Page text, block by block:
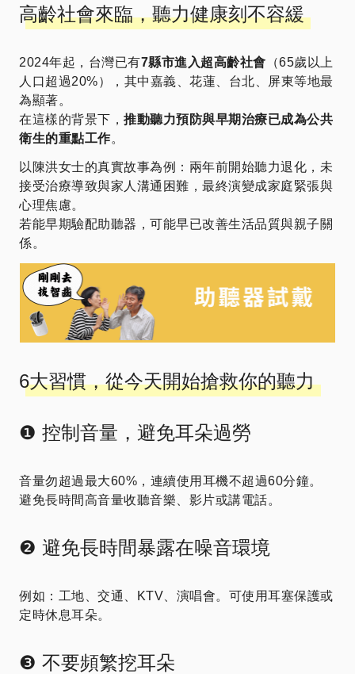
高齡社會來臨，聽力健康刻不容緩
2024年起，台灣已有7縣市進入超高齡社會 （65歲以上
人口超過20%），其中嘉義、花蓮、台北、屏東等地最
為顯著。
在這樣的背景下， 推動聽力預防與早期治療已成為公共
衛生的重點工作。
以陳洪女士的真實故事為例：兩年前開始聽力退化，未
接受治療導致與家人溝通困難，最終演變成家庭緊張與
心理焦慮。
若能早期驗配助聽器，可能早已改善生活品質與親子關
係。
6大習慣，從今天開始搶救你的聽力
❶ 控制音量，避免耳朵過勞
音量勿超過最大60%，連續使用耳機不超過60分鐘。
避免長時間高音量收聽音樂、影片或講電話。
❷ 避免長時間暴露在噪音環境
例如：工地、交通、KTV、演唱會。可使用耳塞保護或
定時休息耳朵。
❸ 不要頻繁挖耳朵